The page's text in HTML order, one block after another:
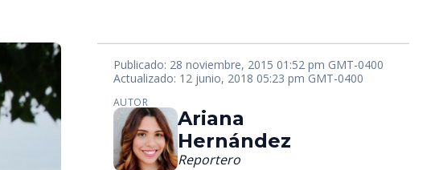
Publicado: 28 noviembre, 2015 01:52 pm GMT-0400
Actualizado: 12 junio, 2018 05:23 pm GMT-0400
AUTOR
Ariana
Hernández
Reportero